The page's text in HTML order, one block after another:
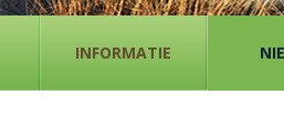
INFORMATIE